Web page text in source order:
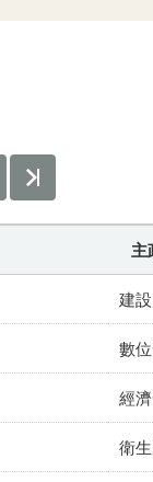
主
建
數
經
衛